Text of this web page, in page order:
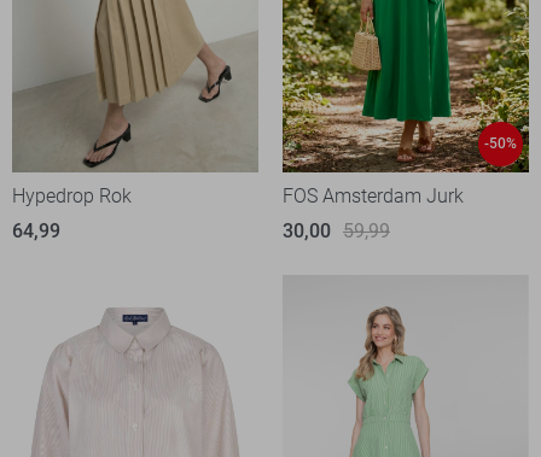
Hypedrop Rok
64,99
-50%
FOS Amsterdam Jurk
30,00 59,99